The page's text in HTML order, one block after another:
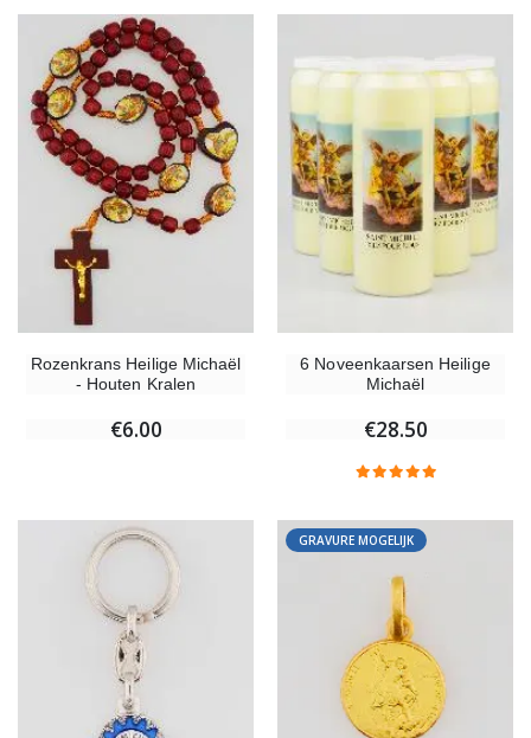
Rozenkrans Heilige Michaël
- Houten Kralen
€6.00
6 Noveenkaarsen Heilige
Michaël
€28.50
GRAVURE MOGELIJK